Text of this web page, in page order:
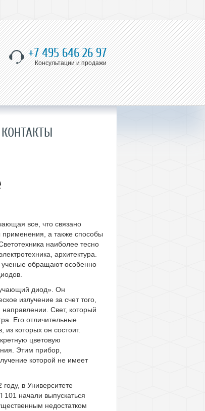
+7 495 646 26 97
Консультации и продажи
КОНТАКТЫ
все, что связано
применения, а также способы
наиболее тесно
архитектура.
ученые обращают особенно
диод». Он
излучение за счет того,
направлении. Свет, который
Его отличительные
которых он состоит.
цветовую
Этим прибор,
которой не имеет
в Университете
начали выпускаться
недостатком